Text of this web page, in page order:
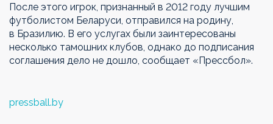
После этого игрок, признанный в 2012 году лучшим
футболистом Беларуси, отправился на родину,
в Бразилию. В его услугах были заинтересованы
несколько тамошних клубов, однако до подписания
соглашения дело не дошло, сообщает «Прессбол».
pressball.by